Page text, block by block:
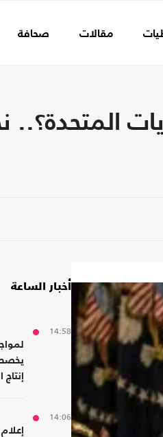
مقالات صحافة
المتحدة؟..
أخبار الساعة
14:58
يخصص
14:06